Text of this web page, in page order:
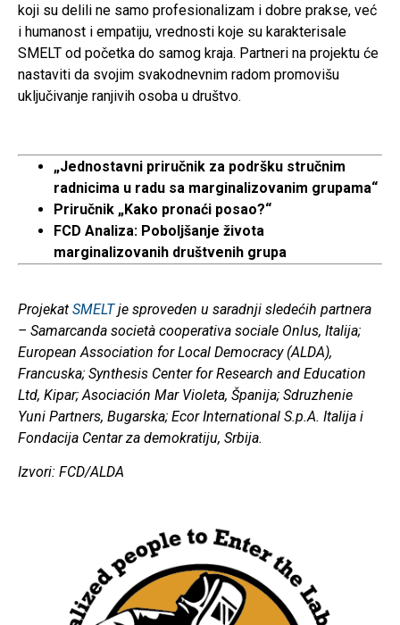
koji su delili ne samo profesionalizam i dobre prakse, već
i humanost i empatiju, vrednosti koje su karakterisale
SMELT od početka do samog kraja. Partneri na projektu će
nastaviti da svojim svakodnevnim radom promovišu
uključivanje ranjivih osoba u društvo.
„Jednostavni priručnik za podršku stručnim
radnicima u radu sa marginalizovanim grupama“
Priručnik „Kako pronaći posao?“
FCD Analiza: Poboljšanje života
marginalizovanih društvenih grupa
Projekat SMELTje sproveden u saradnji sledećih partnera
– Samarcanda società cooperativa sociale Onlus, Italija;
European Association for Local Democracy (ALDA),
Francuska; Synthesis Center for Research and Education
Ltd, Kipar; Asociación Mar Violeta, Španija; Sdruzhenie
Yuni Partners, Bugarska; Ecor International S.p.A. Italija i
Fondacija Centar za demokratiju, Srbija.
Izvori: FCD/ALDA